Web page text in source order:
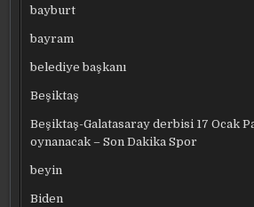
bayburt
bayram
belediye başkanı
Beşiktaş
Beşiktaş-Galatasaray derbisi 17 Ocak
oynanacak – Son Dakika Spor
beyin
Biden